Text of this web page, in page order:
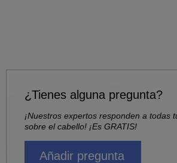
¿Tienes alguna pregunta?
¡Nuestros expertos responden a todas
sobre el cabello! ¡Es GRATIS!
Añadir pregunta